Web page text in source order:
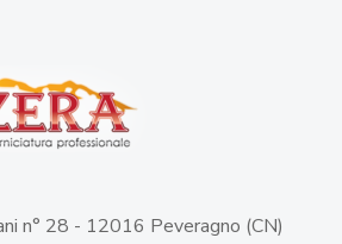
n° 28 - 12016 Peveragno (CN)